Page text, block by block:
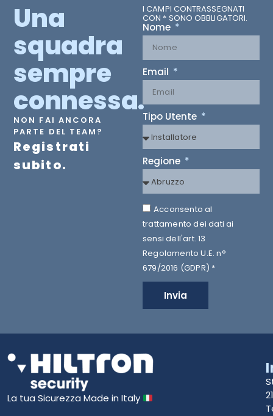
Una
squadra
sempre
connessa.
NON FAI ANCORA
PARTE DEL TEAM?
Registrati
subito.
I CAMPI CONTRASSEGNATI
CON * SONO OBBLIGATORI.
Nome
Email
Tipo Utente
Regione
Acconsento al
trattamento dei dati ai
sensi dell'art. 13
Regolamento U.E. n°
679/2016 (GDPR) *
Invia
La tua Sicurezza Made in Italy